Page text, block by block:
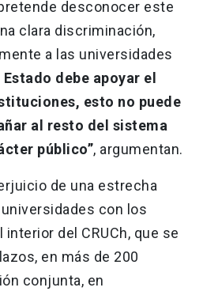
desconocer este
clara discriminación,
a las universidades
Estado debe apoyar el
esto no puede
al resto del sistema
público”, argumentan.
de una estrecha
con los
del CRUCh, que se
en más de 200
conjunta, en